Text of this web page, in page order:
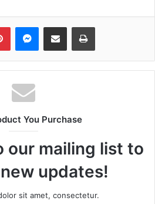
PinterestMessenger
Share via Email Print
You Purchase
our mailing list to
updates!
sit amet, consectetur.